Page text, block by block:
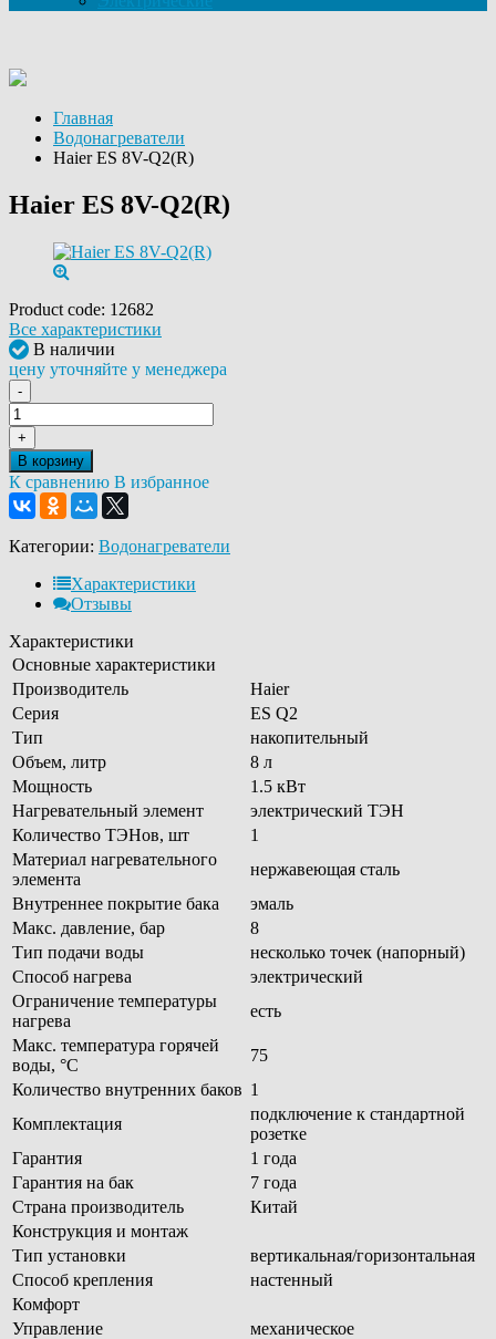
Главная
Водонагреватели
Haier ES 8V-Q2(R)
Haier ES 8V-Q2(R)
Product code: 12682
Все характеристики
В наличии
цену уточняйте у менеджера
-
+
В корзину
К сравнению В избранное
Категории: Водонагреватели
Характеристики
Отзывы
Характеристики
Основные характеристики
Производитель
Haier
Серия
ES Q2
Тип
накопительный
Объем, литр
8 л
Мощность
1.5 кВт
Нагревательный элемент
электрический ТЭН
Количество ТЭНов, шт
1
Материал нагревательного
элемента
нержавеющая сталь
Внутреннее покрытие бака
эмаль
Макс. давление, бар
8
Тип подачи воды
несколько точек (напорный)
Способ нагрева
электрический
Ограничение температуры
нагрева
есть
Макс. температура горячей
воды, °С
75
Количество внутренних баков 1
Комплектация
подключение к стандартной
розетке
Гарантия
1 года
Гарантия на бак
7 года
Страна производитель
Китай
Конструкция и монтаж
Тип установки
вертикальная/горизонтальная
Способ крепления
настенный
Комфорт
Управление
механическое